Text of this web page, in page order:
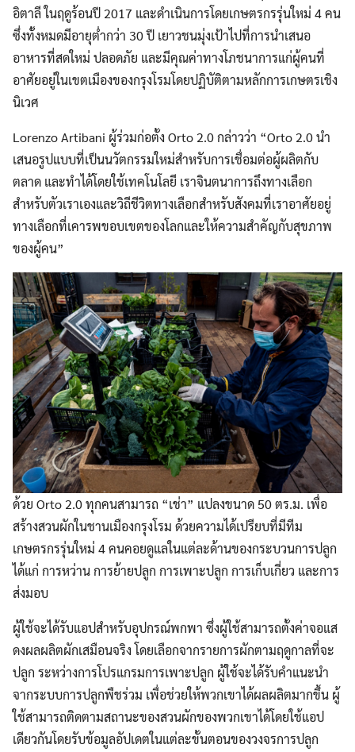
อิตาลี ในฤดูร้อนปี 2017 และดำเนินการโดยเกษตรกรรุ่นใหม่ 4 คน
ซึ่งทั้งหมดมีอายุต่ำกว่า 30 ปี เยาวชนมุ่งเป้าไปที่การนำเสนอ
อาหารที่สดใหม่ ปลอดภัย และมีคุณค่าทางโภชนาการแก่ผู้คนที่
อาศัยอยู่ในเขตเมืองของกรุงโรมโดยปฏิบัติตามหลักการเกษตรเชิง
นิเวศ
Lorenzo Artibani ผู้ร่วมก่อตั้ง Orto 2.0 กล่าวว่า “Orto 2.0 นำ
เสนอรูปแบบที่เป็นนวัตกรรมใหม่สำหรับการเชื่อมต่อผู้ผลิตกับ
ตลาด และทำได้โดยใช้เทคโนโลยี เราจินตนาการถึงทางเลือก
สำหรับตัวเราเองและวิถีชีวิตทางเลือกสำหรับสังคมที่เราอาศัยอยู่
ทางเลือกที่เคารพขอบเขตของโลกและให้ความสำคัญกับสุขภาพ
ของผู้คน”
ด้วย Orto 2.0 ทุกคนสามารถ “เช่า” แปลงขนาด 50 ตร.ม. เพื่อ
สร้างสวนผักในชานเมืองกรุงโรม ด้วยความได้เปรียบที่มีทีม
เกษตรกรรุ่นใหม่ 4 คนคอยดูแลในแต่ละด้านของกระบวนการปลูก
ได้แก่ การหว่าน การย้ายปลูก การเพาะปลูก การเก็บเกี่ยว และการ
ส่งมอบ
ผู้ใช้จะได้รับแอปสำหรับอุปกรณ์พกพา ซึ่งผู้ใช้สามารถตั้งค่าจอแส
ดงผลผลิตผักเสมือนจริง โดยเลือกจากรายการผักตามฤดูกาลที่จะ
ปลูก ระหว่างการโปรแกรมการเพาะปลูก ผู้ใช้จะได้รับคำแนะนำ
จากระบบการปลูกพืชร่วม เพื่อช่วยให้พวกเขาได้ผลผลิตมากขึ้น ผู้
ใช้สามารถติดตามสถานะของสวนผักของพวกเขาได้โดยใช้แอป
เดียวกันโดยรับข้อมูลอัปเดตในแต่ละขั้นตอนของวงจรการปลูก